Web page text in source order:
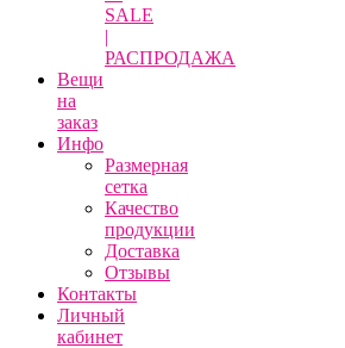
SALE
|
РАСПРОДАЖА
Вещи
на
заказ
Инфо
Размерная
сетка
Качество
продукции
Доставка
Отзывы
Контакты
Личный
кабинет